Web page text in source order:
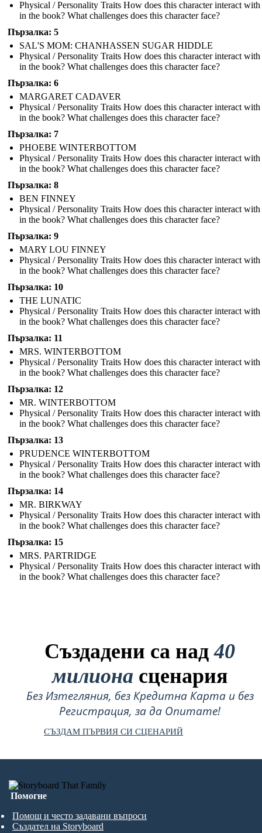
Physical / Personality Traits How does this character interact with
in the book? What challenges does this character face?
Пързалка: 5
SAL'S MOM: CHANHASSEN SUGAR HIDDLE
Physical / Personality Traits How does this character interact with
in the book? What challenges does this character face?
Пързалка: 6
MARGARET CADAVER
Physical / Personality Traits How does this character interact with
in the book? What challenges does this character face?
Пързалка: 7
PHOEBE WINTERBOTTOM
Physical / Personality Traits How does this character interact with
in the book? What challenges does this character face?
Пързалка: 8
BEN FINNEY
Physical / Personality Traits How does this character interact with
in the book? What challenges does this character face?
Пързалка: 9
MARY LOU FINNEY
Physical / Personality Traits How does this character interact with
in the book? What challenges does this character face?
Пързалка: 10
THE LUNATIC
Physical / Personality Traits How does this character interact with
in the book? What challenges does this character face?
Пързалка: 11
MRS. WINTERBOTTOM
Physical / Personality Traits How does this character interact with
in the book? What challenges does this character face?
Пързалка: 12
MR. WINTERBOTTOM
Physical / Personality Traits How does this character interact with
in the book? What challenges does this character face?
Пързалка: 13
PRUDENCE WINTERBOTTOM
Physical / Personality Traits How does this character interact with
in the book? What challenges does this character face?
Пързалка: 14
MR. BIRKWAY
Physical / Personality Traits How does this character interact with
in the book? What challenges does this character face?
Пързалка: 15
MRS. PARTRIDGE
Physical / Personality Traits How does this character interact with
in the book? What challenges does this character face?
Създадени са над40
милиона сценария
Без Изтегляния, без Кредитна Карта и без
Регистрация, за да Опитате!
СЪЗДАМ ПЪРВИЯ СИ СЦЕНАРИЙ
Помогне
Помощ и често задавани въпроси
Създател на Storyboard